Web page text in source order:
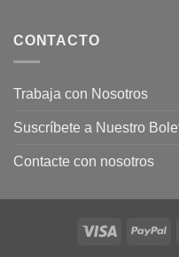
CONTACTO
Trabaja con Nosotros
Suscríbete a Nuestro
Contacte con nosotros
Visa